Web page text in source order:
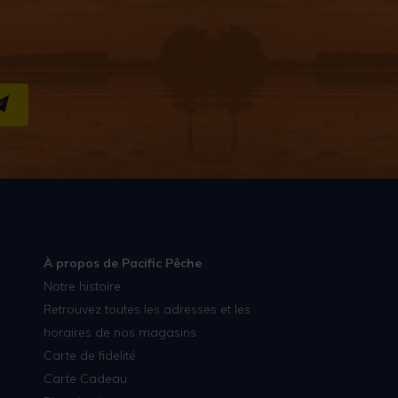
S''INSCRIRE
À propos de Pacific Pêche
Notre histoire
Retrouvez toutes les adresses et les
horaires de nos magasins
Carte de fidelité
Carte Cadeau